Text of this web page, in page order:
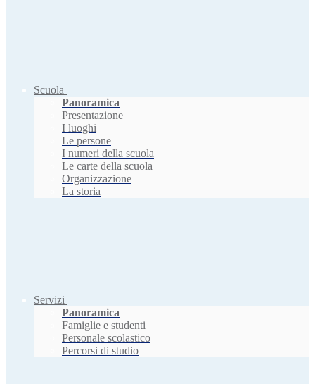
Scuola
Panoramica
Presentazione
I luoghi
Le persone
I numeri della scuola
Le carte della scuola
Organizzazione
La storia
Servizi
Panoramica
Famiglie e studenti
Personale scolastico
Percorsi di studio